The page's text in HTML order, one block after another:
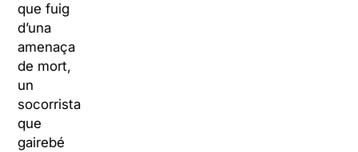
que fuig
d’una
amenaça
de mort,
un
socorrista
que
gairebé